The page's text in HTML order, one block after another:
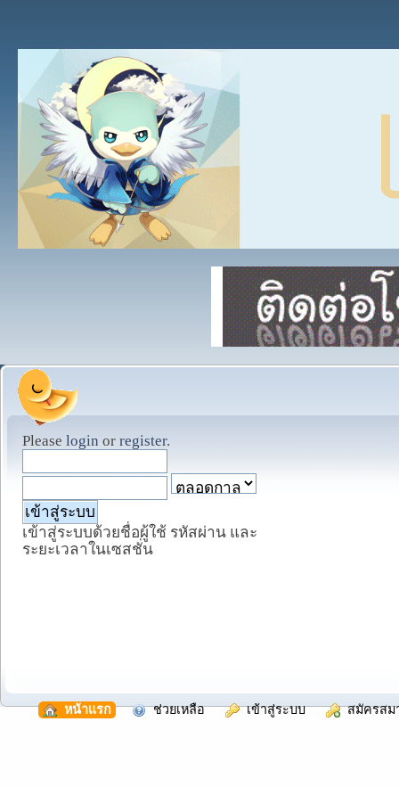
Please login or register.
เข้าสู่ระบบด้วยชื่อผู้ใช้ รหัสผ่าน และ
ระยะเวลาในเซสชั่น
หน้าแรก ช่วยเหลือ เข้าสู่ระบบ สมัครสม